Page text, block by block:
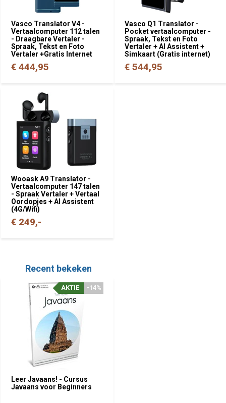
Vasco Translator V4 -
Vertaalcomputer 112 talen
- Draagbare Vertaler -
Spraak, Tekst en Foto
Vertaler +Gratis Internet
€ 444,95
Vasco Q1 Translator -
Pocket vertaalcomputer -
Spraak, Tekst en Foto
Vertaler + AI Assistent +
Simkaart (Gratis internet)
€ 544,95
Wooask A9 Translator -
Vertaalcomputer 147 talen
- Spraak Vertaler + Vertaal
Oordopjes + AI Assistent
(4G/Wifi)
€ 249,-
Recent bekeken
Leer Javaans! - Cursus
Javaans voor Beginners
-14%
AKTIE